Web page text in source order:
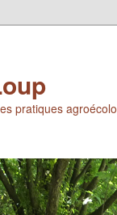
pratiques